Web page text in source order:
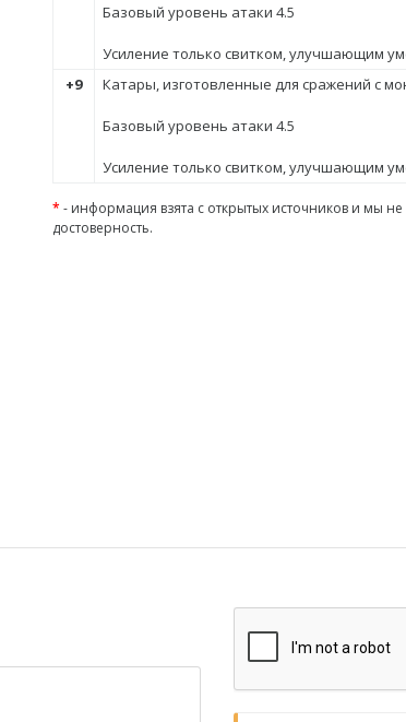
Базовый уровень атаки 4.5
Усиление только свитком, улучшающим
+9
Катары, изготовленные для сражений с
Базовый уровень атаки 4.5
Усиление только свитком, улучшающим
* - информация взята с открытых источников и мы не
достоверность.